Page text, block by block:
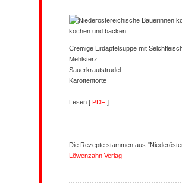
kochen und backen:
Cremige Erdäpfelsuppe mit
Mehlsterz
Sauerkrautstrudel
Karottentorte
Lesen [ PDF ]
Die Rezepte stammen aus
Löwenzahn Verlag